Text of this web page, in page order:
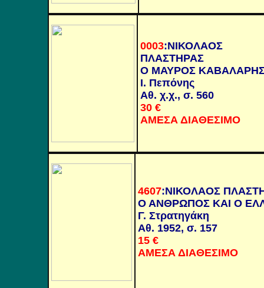
0003:ΝΙΚΟΛΑΟΣ
ΠΛΑΣΤΗΡΑΣ
Ο ΜΑΥΡΟΣ
Ι. Πεπόνης
Αθ. χ.χ., σ. 560
30€
ΑΜΕΣΑ ΔΙΑΘΕΣΙΜΟ
4607:ΝΙΚΟΛΑΟΣ
Ο ΑΝΘΡΩΠΟΣ ΚΑΙ Ο
Γ. Στρατηγάκη
Αθ. 1952, σ. 157
15€
ΑΜΕΣΑ ΔΙΑΘΕΣΙΜΟ